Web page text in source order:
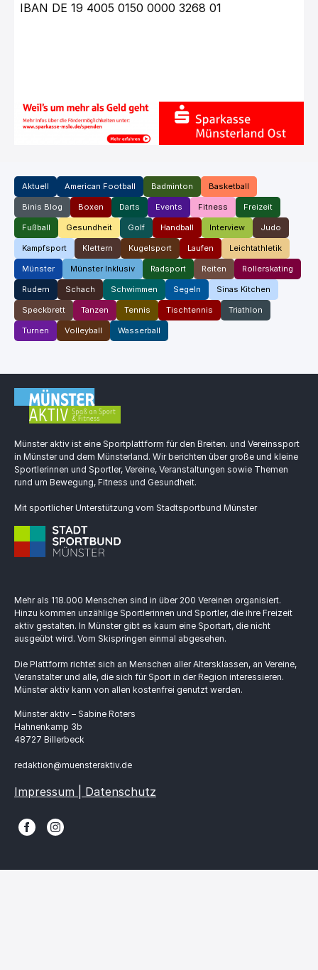
IBAN DE 19 4005 0150 0000 3268 01
Aktuell American Football Badminton Basketball
Binis Blog Boxen Darts Events Fitness Freizeit
Fußball Gesundheit Golf Handball Interview Judo
Kampfsport Klettern Kugelsport Laufen Leichtathletik
Münster Münster Inklusiv Radsport Reiten Rollerskating
Rudern Schach Schwimmen Segeln Sinas Kitchen
Speckbrett Tanzen Tennis Tischtennis Triathlon
Turnen Volleyball Wasserball
Münster aktiv ist eine Sportplattform für den Breiten. und Vereinssport
in Münster und dem Münsterland. Wir berichten über große und kleine
Sportlerinnen und Sportler, Vereine, Veranstaltungen sowie Themen
rund um Bewegung, Fitness und Gesundheit.
Mit sportlicher Unterstützung vom Stadtsportbund Münster
Mehr als 118.000 Menschen sind in über 200 Vereinen organisiert.
Hinzu kommen unzählige Sportlerinnen und Sportler, die ihre Freizeit
aktiv gestalten. In Münster gibt es kaum eine Sportart, die nicht
ausgeübt wird. Vom Skispringen einmal abgesehen.
Die Plattform richtet sich an Menschen aller Altersklassen, an Vereine,
Veranstalter und alle, die sich für Sport in der Region interessieren.
Münster aktiv kann von allen kostenfrei genutzt werden.
Münster aktiv – Sabine Roters
Hahnenkamp 3b
48727 Billerbeck
redaktion@muensteraktiv.de
Impressum | Datenschutz